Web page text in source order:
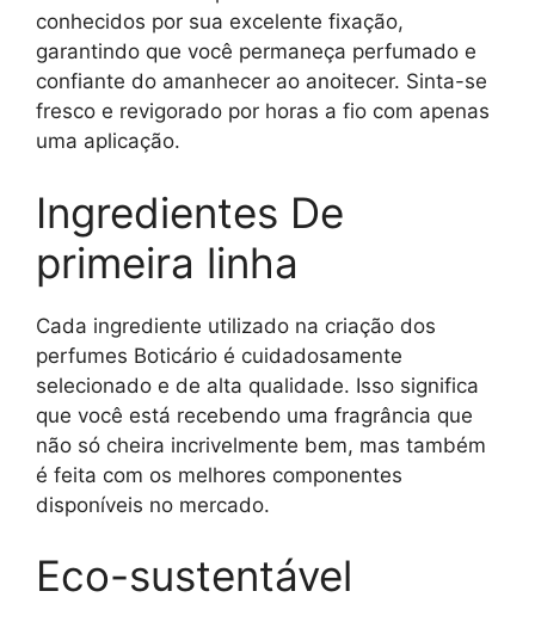
conhecidos por sua excelente fixação,
garantindo que você permaneça perfumado e
confiante do amanhecer ao anoitecer. Sinta-se
fresco e revigorado por horas a fio com apenas
uma aplicação.
Ingredientes De
primeira linha
Cada ingrediente utilizado na criação dos
perfumes Boticário é cuidadosamente
selecionado e de alta qualidade. Isso significa
que você está recebendo uma fragrância que
não só cheira incrivelmente bem, mas também
é feita com os melhores componentes
disponíveis no mercado.
Eco-sustentável